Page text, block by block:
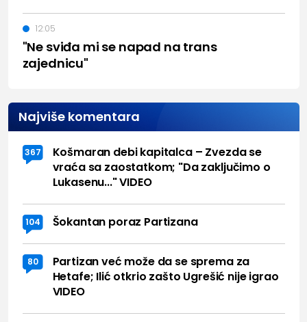
"Ne sviđa mi se napad na trans
zajednicu"
12:05
Najviše komentara
367
Košmaran debi kapitalca – Zvezda se
vraća sa zaostatkom; "Da zaključimo o
Lukasenu..." VIDEO
104 Šokantan poraz Partizana
80
Partizan već može da se sprema za
Hetafe; Ilić otkrio zašto Ugrešić nije igrao
VIDEO